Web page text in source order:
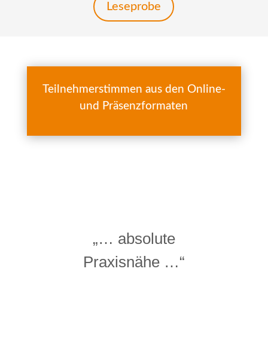
Leseprobe
Teilnehmerstimmen aus den Online-
und Präsenzformaten
„… absolute
Praxisnähe …“